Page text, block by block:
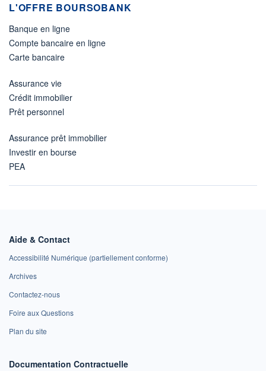
L'OFFRE BOURSOBANK
Banque en ligne
Compte bancaire en ligne
Carte bancaire
Assurance vie
Crédit immobilier
Prêt personnel
Assurance prêt immobilier
Investir en bourse
PEA
Aide & Contact
Accessibilité Numérique (partiellement conforme)
Archives
Contactez-nous
Foire aux Questions
Plan du site
Documentation Contractuelle